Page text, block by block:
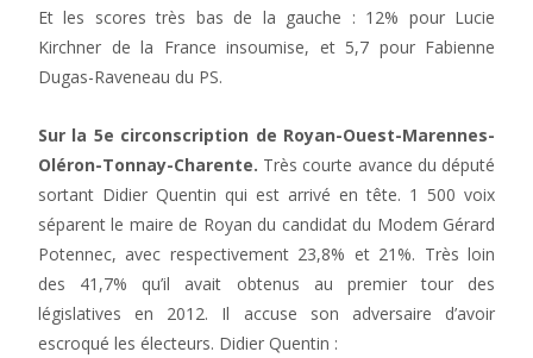
Et les scores très bas de la gauche : 12% pour Lucie
Kirchner de la France insoumise, et 5,7 pour Fabienne
Dugas-Raveneau du PS.
Sur la 5e circonscription de Royan-Ouest-Marennes-
Oléron-Tonnay-Charente. Très courte avance du député
sortant Didier Quentin qui est arrivé en tête. 1 500 voix
séparent le maire de Royan du candidat du Modem Gérard
Potennec, avec respectivement 23,8% et 21%. Très loin
des 41,7% qu’il avait obtenus au premier tour des
législatives en 2012. Il accuse son adversaire d’avoir
escroqué les électeurs. Didier Quentin :